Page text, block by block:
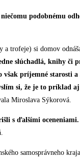
podobnému
trofeje) si domov
slúchadlá, knihy či
príjemné starosti a
si, že je to príklad
Miroslava Sýkorová.
s ďalšími
samosprávneho